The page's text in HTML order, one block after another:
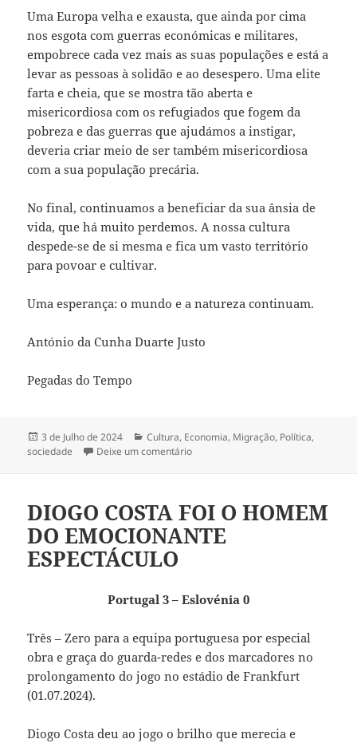
Uma Europa velha e exausta, que ainda por cima
nos esgota com guerras económicas e militares,
empobrece cada vez mais as suas populações e está a
levar as pessoas à solidão e ao desespero. Uma elite
farta e cheia, que se mostra tão aberta e
misericordiosa com os refugiados que fogem da
pobreza e das guerras que ajudámos a instigar,
deveria criar meio de ser também misericordiosa
com a sua população precária.
No final, continuamos a beneficiar da sua ânsia de
vida, que há muito perdemos. A nossa cultura
despede-se de si mesma e fica um vasto território
para povoar e cultivar.
Uma esperança: o mundo e a natureza continuam.
António da Cunha Duarte Justo
Pegadas do Tempo
Publicado
a
3 de Julho de 2024 Categorias
Cultura, Economia, Migração, Política,
sociedade
Deixe um comentário
DIOGO COSTA FOI O HOMEM
DO EMOCIONANTE
ESPECTÁCULO
Portugal 3 – Eslovénia 0
Três – Zero para a equipa portuguesa por especial
obra e graça do guarda-redes e dos marcadores no
prolongamento do jogo no estádio de Frankfurt
(01.07.2024).
Diogo Costa deu ao jogo o brilho que merecia e